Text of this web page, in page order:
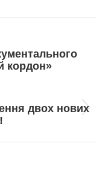
кордон»
двох нових